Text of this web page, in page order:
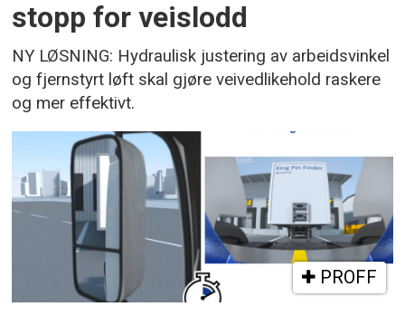
stopp for veislodd
NY LØSNING: Hydraulisk justering av arbeidsvinkel
og fjernstyrt løft skal gjøre veivedlikehold raskere
og mer effektivt.
PROFF